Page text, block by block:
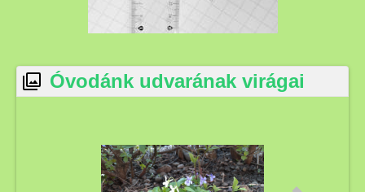
Óvodánk udvarának virágai